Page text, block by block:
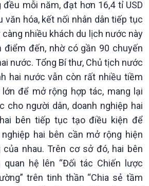
mỗi năm, đạt hơn 16,4 tỉ USD
văn hóa, kết nối nhân dân tiếp tục
càng nhiều khách du lịch nước này
điểm đến, nhờ có gần 90 chuyến
nước. Tổng Bí thư, Chủ tịch nước
hai nước vẫn còn rất nhiều tiềm
để mở rộng hợp tác, mang lại
cho người dân, doanh nghiệp hai
bên tiếp tục tạo điều kiện để
hai bên cần mở rộng hiện
nhau. Trên cơ sở đó, hai bên
hệ lên “Đối tác Chiến lược
trên tinh thần “Chia sẻ tầm